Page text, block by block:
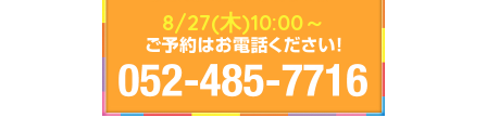
8/27(木)10:00～